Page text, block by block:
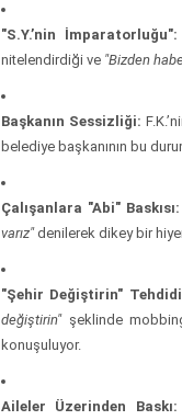
"S.Y.’nin İmparatorluğu":
nitelendirdiği ve "Bizden
Başkanın Sessizliği:
belediye başkanının bu
Çalışanlara "Abi" Baskısı:
varız"denilerek dikey bir
"Şehir Değiştirin"
değiştirin"şeklinde mobbing
konuşuluyor.
Aileler Üzerinden Baskı: